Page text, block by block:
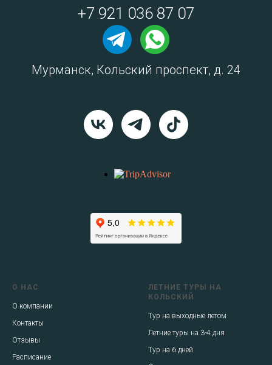
+7 921 036 87 07
Мурманск, Кольский проспект, д. 24
О НАС
О компании
Контакты
Отзывы
Расписание
ЛЕТНИЕ ТУРЫ НА
КОЛЬСКИЙ
Тур на выходные летом
Летние туры на 3-4 дня
Тур на 6 дней